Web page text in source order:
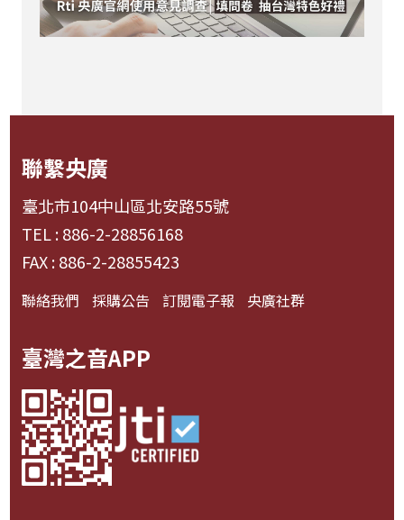
聯繫央廣
臺北市104中山區北安路55號
TEL : 886-2-28856168
FAX : 886-2-28855423
聯絡我們 採購公告 訂閱電子報 央廣社群
臺灣之音APP